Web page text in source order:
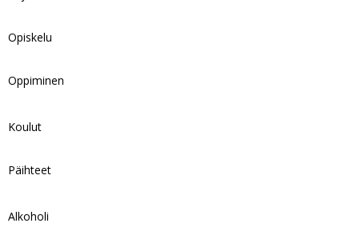
Opiskelu
Oppiminen
Koulut
Päihteet
Alkoholi